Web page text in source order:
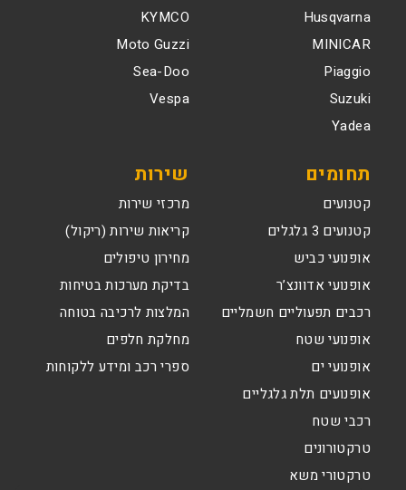
Husqvarna
KYMCO
MINICAR
Moto Guzzi
Piaggio
Sea-Doo
Suzuki
Vespa
Yadea
תחומים
קטנועים
קטנועים 3 גלגלים
אופנועי כביש
אופנועי אדוונצ’ר
רכבים תפעוליים חשמליים
אופנועי שטח
אופנועי ים
אופנועים תלת גלגליים
רכבי שטח
טרקטורונים
טרקטורי משא
שירות
מרכזי שירות
קריאות שירות (ריקול)
מחירון טיפולים
בדיקת מערכות בטיחות
המלצות לרכיבה בטוחה
מחלקת חלפים
ספרי רכב ומידע ללקוחות